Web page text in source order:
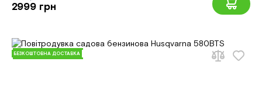
2999 грн
БЕЗКОШТОВНА ДОСТАВКА